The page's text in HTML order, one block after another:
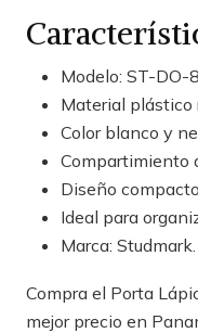
Modelo: ST-DO-
Material plástico
Color blanco y
Compartimiento
Diseño
Ideal para
Marca: Studmark.
Compra el Porta
mejor precio en